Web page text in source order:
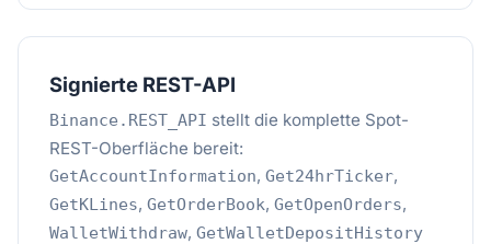
Signierte REST-API
Binance.REST_API stellt die komplette Spot-
REST-Oberfläche bereit:
GetAccountInformation, Get24hrTicker,
GetKLines, GetOrderBook, GetOpenOrders,
WalletWithdraw, GetWalletDepositHistory